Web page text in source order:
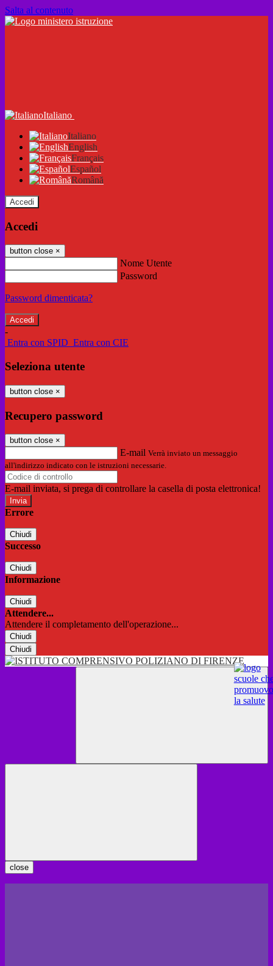
Salta al contenuto
Italiano
Italiano
English
Français
Español
Română
Accedi
Accedi
button close ×
Nome Utente
Password
Password dimenticata?
-
Entra con SPID Entra con CIE
Seleziona utente
button close ×
Recupero password
button close ×
E-mail Verrà inviato un messaggio
all'indirizzo indicato con le istruzioni necessarie.
E-mail inviata, si prega di controllare la casella di posta elettronica!
Errore
Chiudi
Successo
Chiudi
Informazione
Chiudi
Attendere...
Attendere il completamento dell'operazione...
Chiudi
Chiudi
close